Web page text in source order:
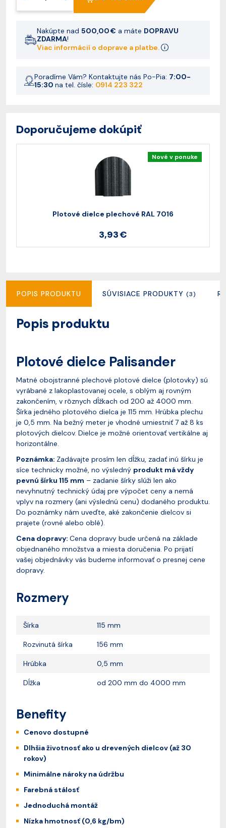
Nakúpte nad 500,00 € a máte DOPRAVU
ZDARMA!
Viac informácií o doprave a platbe.
Poradíme Vám? Kontaktujte nás Po-Pia: 7:00-
15:30 na tel. čísle: 0914 223 322
Doporučujeme dokúpiť
Nové v ponuke
Plotové dielce plechové RAL 7016
3,93 €
POPIS PRODUKTU SÚVISIACE PRODUKTY (3)
Popis produktu
Plotové dielce Palisander
Matné obojstranné plechové plotové dielce (plotovky) sú
vyrábané z lakoplastovanej ocele, s oblým aj rovným
zakončením, v rôznych dĺžkach od 200 až 4000 mm.
Šírka jedného plotového dielca je 115 mm. Hrúbka plechu
je 0,5 mm. Na bežný meter je vhodné umiestniť 7 až 8 ks
plotových dielcov. Dielce je možné orientovať vertikálne aj
horizontálne.
Poznámka: Zadávajte prosím len dĺžku, zadať inú šírku je
síce technicky možné, no výsledný produkt má vždy
pevnú šírku 115 mm – zadanie šírky slúži len ako
nevyhnutný technický údaj pre výpočet ceny a nemá
vplyv na rozmery (ani výslednú cenu) dodaného produktu.
Do poznámky nám uveďte, aké zakončenie dielcov si
prajete (rovné alebo oblé).
Cena dopravy: Cena dopravy bude určená na základe
objednaného množstva a miesta doručenia. Po prijatí
vašej objednávky vás budeme informovať o presnej cene
dopravy.
Rozmery
Šírka 115 mm
Rozvinutá šírka 156 mm
Hrúbka 0,5 mm
Dĺžka od 200 mm do 4000 mm
Benefity
Cenovo dostupné
Dlhšia životnosť ako u drevených dielcov (až 30
rokov)
Minimálne nároky na údržbu
Farebná stálosť
Jednoduchá montáž
Nízka hmotnosť (0,6 kg/bm)